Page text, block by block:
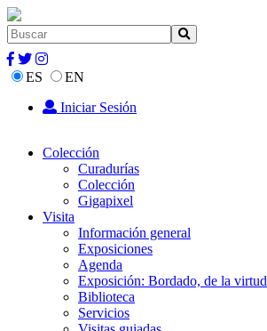
ES
EN
Iniciar Sesión
Colección
Curadurías
Colección
Gigapixel
Visita
Información general
Exposiciones
Agenda
Exposición: Bordado, de la virtud
Biblioteca
Servicios